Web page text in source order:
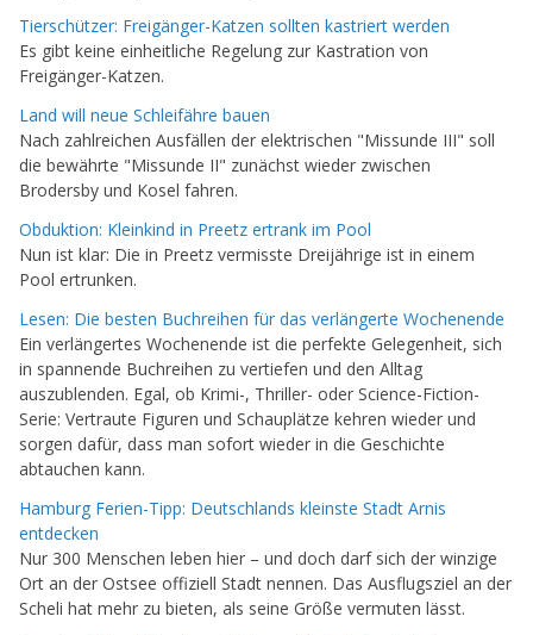
Tierschützer: Freigänger-Katzen sollten kastriert werden
Es gibt keine einheitliche Regelung zur Kastration von
Freigänger-Katzen.
Land will neue Schleifähre bauen
Nach zahlreichen Ausfällen der elektrischen "Missunde III" soll
die bewährte "Missunde II" zunächst wieder zwischen
Brodersby und Kosel fahren.
Obduktion: Kleinkind in Preetz ertrank im Pool
Nun ist klar: Die in Preetz vermisste Dreijährige ist in einem
Pool ertrunken.
Lesen: Die besten Buchreihen für das verlängerte Wochenende
Ein verlängertes Wochenende ist die perfekte Gelegenheit, sich
in spannende Buchreihen zu vertiefen und den Alltag
auszublenden. Egal, ob Krimi-, Thriller- oder Science-Fiction-
Serie: Vertraute Figuren und Schauplätze kehren wieder und
sorgen dafür, dass man sofort wieder in die Geschichte
abtauchen kann.
Hamburg Ferien-Tipp: Deutschlands kleinste Stadt Arnis
entdecken
Nur 300 Menschen leben hier – und doch darf sich der winzige
Ort an der Ostsee offiziell Stadt nennen. Das Ausflugsziel an der
Scheli hat mehr zu bieten, als seine Größe vermuten lässt.